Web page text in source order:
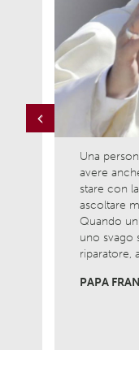
Una
avere
stare con
ascoltare
Quando
uno svago
riparatore,
PAPA
Previous